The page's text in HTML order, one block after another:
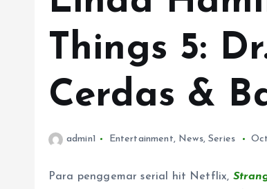
Things 5:
Cerdas &
admin1 Entertainment, News,Series
Para penggemar serial hit Netflix,